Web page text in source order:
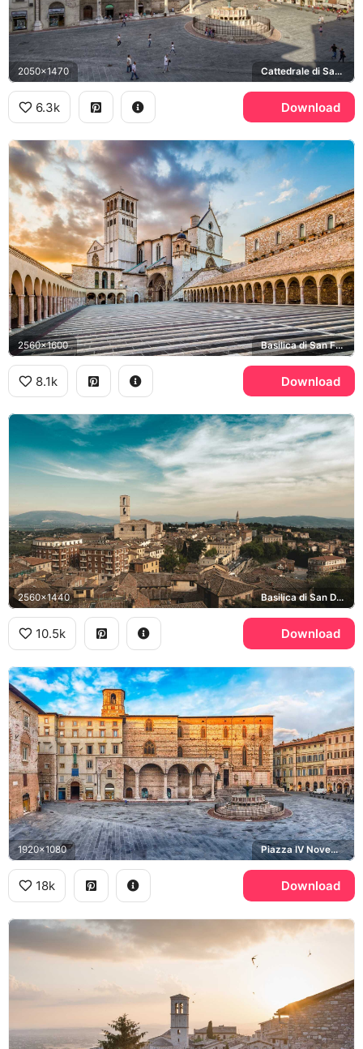
2050x1470 Cattedrale di San Lorenzo, Fontana Maggiore, Piazza IV Novembre
6.3k Download
2560x1600 Basilica di San Francesco d'Assisi, Assisi
8.1k Download
2560x1440 Basilica di San Domenico
10.5k Download
1920x1080 Piazza IV Novembre, Fontana Maggiore, Cattedrale di San Lorenzo
18k Download